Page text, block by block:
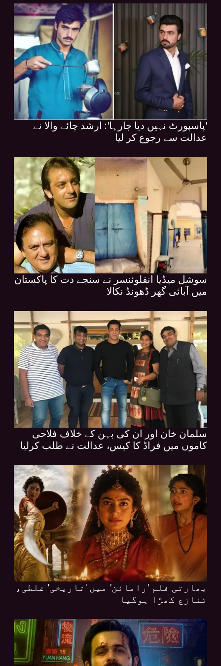
'پاسپورٹ نہیں دیا جارہا': ارشد چائے والا نے
عدالت سے رجوع کر لیا
سوشل میڈیا انفلوئنسر نے سنجے دت کا پاکستان
میں آبائی گھر ڈھونڈ نکالا
سلمان خان اور ان کی بہن کے خلاف فلاحی
کاموں میں فراڈ کا کیس، عدالت نے طلب کرلیا
بھارتی فلم 'رامائن' میں 'تاریخی' غلطی،
تنازع کھڑا ہوگیا